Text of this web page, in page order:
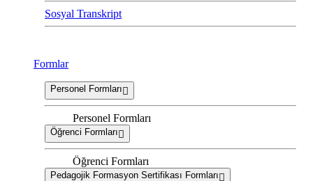
Sosyal Transkript
Formlar
Personel Formları
Personel Formları
Öğrenci Formları
Öğrenci Formları
Pedagojik Formasyon Sertifikası Formları